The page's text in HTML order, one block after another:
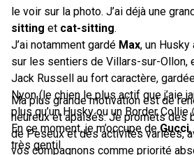
le voir sur la photo. J’ai déjà une
sitting et cat-sitting.
J’ai notamment gardé Max, un Husky
sur les sentiers de Villars-sur-Ollon,
Jack Russell au fort caractère,
Nyon (le chien le plus actif que j’aie
plus qu’un Husky ou un Border Collie
En ce moment, je m’occupe de Gucci
très gentil.
Ma plus grande motivation est de
heureux et apaisés. Je promets des
de Peseux et des activités variées,
vos compagnons comme priorité